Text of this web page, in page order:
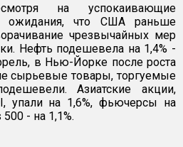
на успокаивающие
ожидания, что США раньше
чрезвычайных мер
Нефть подешевела на 1,4% -
в Нью-Йорке после роста
сырьевые товары, торгуемые
Азиатские акции,
упали на 1,6%, фьючерсы на
- на 1,1%.